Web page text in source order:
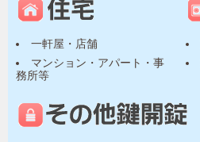
一軒屋・店舗
マンション・アパート・事
務所等